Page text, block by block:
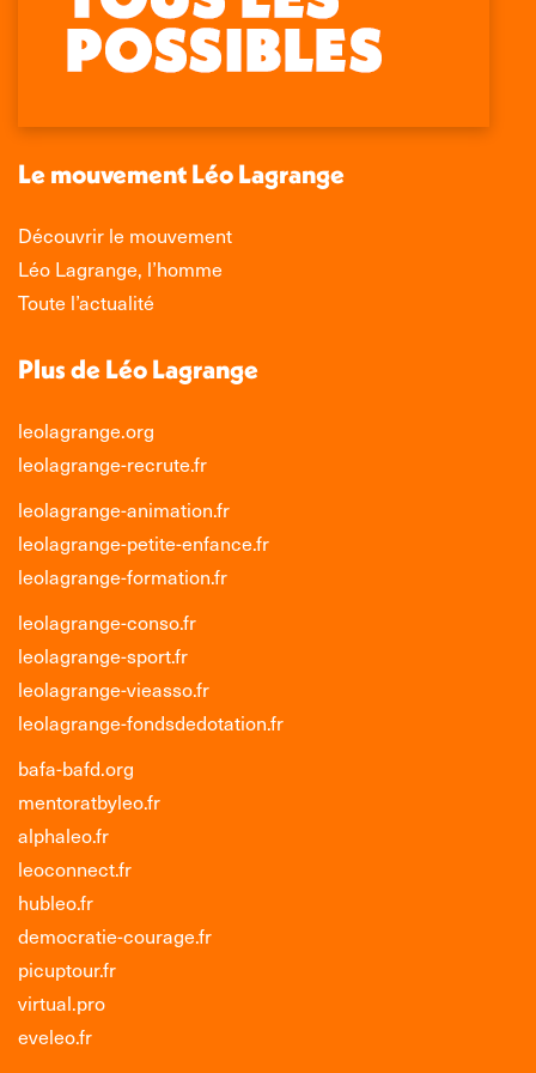
Facebook
s'ouvre
une
fenêtre
X
s'ouvre
une
fenêtre
LinkedIn
s'ouvre
une
fenêtre
Instagram
s'ouvre
une
nouvelle
fenêtre
Le mouvement Léo Lagrange
Découvrir le mouvement
Léo Lagrange, l’homme
Toute l’actualité
Plus de Léo Lagrange
leolagrange.org
leolagrange-recrute.fr
leolagrange-animation.fr
leolagrange-petite-enfance.fr
leolagrange-formation.fr
leolagrange-conso.fr
leolagrange-sport.fr
leolagrange-vieasso.fr
leolagrange-fondsdedotation.fr
bafa-bafd.org
mentoratbyleo.fr
alphaleo.fr
leoconnect.fr
hubleo.fr
democratie-courage.fr
picuptour.fr
virtual.pro
eveleo.fr